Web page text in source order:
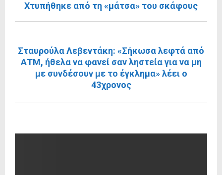
Χτυπήθηκε από τη «μάτσα» του σκάφους
Σταυρούλα Λεβεντάκη: «Σήκωσα λεφτά από
ΑΤΜ, ήθελα να φανεί σαν ληστεία για να μη
με συνδέσουν με το έγκλημα» λέει ο
43χρονος